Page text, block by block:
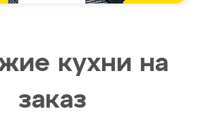
кухни на
заказ